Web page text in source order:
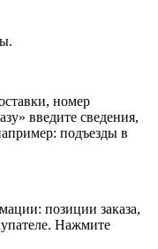
номер
введите сведения,
подъезды в
позиции заказа,
Нажмите